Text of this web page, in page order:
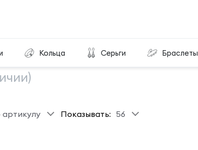
Кольца Серьги Браслеты
артикулу Показывать: 56